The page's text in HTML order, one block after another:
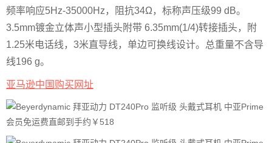
频率响应5Hz-35000Hz，阻抗34Ω，标称声压级99 dB。
3.5mm镀金立体声小型插头附带 6.35mm(1/4)转接插头，附
1.25米电话线，3米直导线，单边可换线设计。总重量不含导
线196 g。
亚马逊中国购买网址